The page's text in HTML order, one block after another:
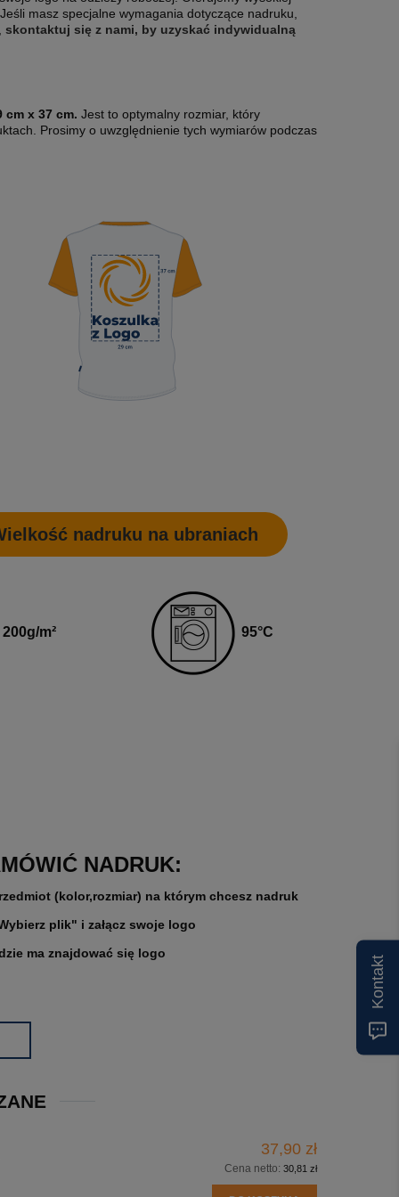
masz specjalne wymagania dotyczące nadruku,
skontaktuj się z nami, by uzyskać indywidualną
cm x 37 cm. Jest to optymalny rozmiar, który
Prosimy o uwzględnienie tych wymiarów podczas
nadruku na ubraniach
200g/m² 95°C
NADRUK:
(kolor,rozmiar) na którym chcesz nadruk
plik" i załącz swoje logo
ma znajdować się logo
37,90 zł
Cena netto: 30,81 zł
Kontakt